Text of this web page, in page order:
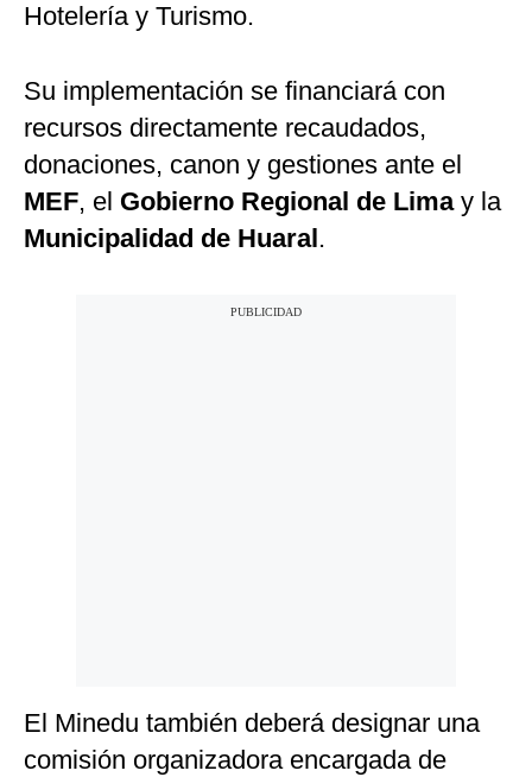
Hotelería y Turismo.
Su implementación se financiará con
recursos directamente recaudados,
donaciones, canon y gestiones ante el
MEF, el Gobierno Regional de Limay la
Municipalidad de Huaral.
El Minedu también deberá designar una
comisión organizadora encargada de